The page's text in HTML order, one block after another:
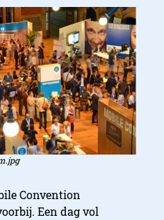
Convention
Een dag vol